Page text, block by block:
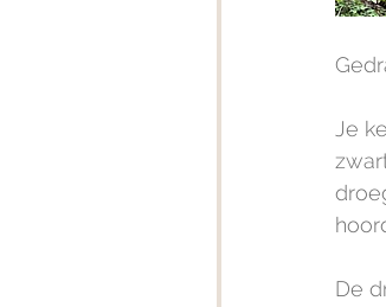
Je
De